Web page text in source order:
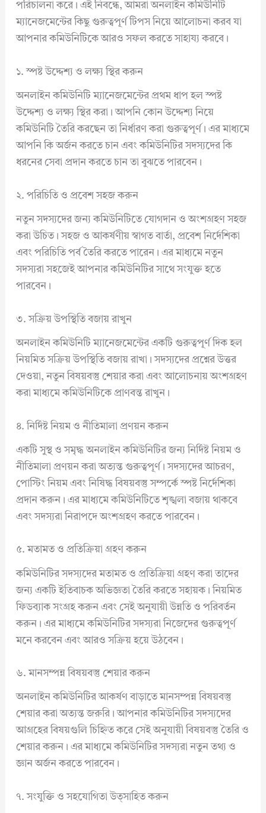
পরিচালনা করে। এই নিবন্ধে, আমরা অনলাইন কমিউনিটি
ম্যানেজমেন্টের কিছু গুরুত্বপূর্ণ টিপস নিয়ে আলোচনা করব যা
আপনার কমিউনিটিকে আরও সফল করতে সাহায্য করবে।
১. স্পষ্ট উদ্দেশ্য ও লক্ষ্য স্থির করুন
অনলাইন কমিউনিটি ম্যানেজমেন্টের প্রথম ধাপ হল স্পষ্ট
উদ্দেশ্য ও লক্ষ্য স্থির করা। আপনি কোন উদ্দেশ্য নিয়ে
কমিউনিটি তৈরি করছেন তা নির্ধারণ করা গুরুত্বপূর্ণ। এর মাধ্যমে
আপনি কি অর্জন করতে চান এবং কমিউনিটির সদস্যদের কি
ধরনের সেবা প্রদান করতে চান তা বুঝতে পারবেন।
২. পরিচিতি ও প্রবেশ সহজ করুন
নতুন সদস্যদের জন্য কমিউনিটিতে যোগদান ও অংশগ্রহণ সহজ
করা উচিত। সহজ ও আকর্ষণীয় স্বাগত বার্তা, প্রবেশ নির্দেশিকা
এবং পরিচিতি পর্ব তৈরি করতে পারেন। এর মাধ্যমে নতুন
সদস্যরা সহজেই আপনার কমিউনিটির সাথে সংযুক্ত হতে
পারবেন।
৩. সক্রিয় উপস্থিতি বজায় রাখুন
অনলাইন কমিউনিটি ম্যানেজমেন্টের একটি গুরুত্বপূর্ণ দিক হল
নিয়মিত সক্রিয় উপস্থিতি বজায় রাখা। সদস্যদের প্রশ্নের উত্তর
দেওয়া, নতুন বিষয়বস্তু শেয়ার করা এবং আলোচনায় অংশগ্রহণ
করা মাধ্যমে কমিউনিটিকে প্রাণবন্ত রাখুন।
৪. নির্দিষ্ট নিয়ম ও নীতিমালা প্রণয়ন করুন
একটি সুস্থ ও সমৃদ্ধ অনলাইন কমিউনিটির জন্য নির্দিষ্ট নিয়ম ও
নীতিমালা প্রণয়ন করা অত্যন্ত গুরুত্বপূর্ণ। সদস্যদের আচরণ,
পোস্টিং নিয়ম এবং নিষিদ্ধ বিষয়বস্তু সম্পর্কে স্পষ্ট নির্দেশিকা
প্রদান করুন। এর মাধ্যমে কমিউনিটিতে শৃঙ্খলা বজায় থাকবে
এবং সদস্যরা নিরাপদে অংশগ্রহণ করতে পারবেন।
৫. মতামত ও প্রতিক্রিয়া গ্রহণ করুন
কমিউনিটির সদস্যদের মতামত ও প্রতিক্রিয়া গ্রহণ করা তাদের
জন্য একটি ইতিবাচক অভিজ্ঞতা তৈরি করতে সহায়ক। নিয়মিত
ফিডব্যাক সংগ্রহ করুন এবং সেই অনুযায়ী উন্নতি ও পরিবর্তন
করুন। এর মাধ্যমে কমিউনিটির সদস্যরা নিজেদের গুরুত্বপূর্ণ
মনে করবেন এবং আরও সক্রিয় হয়ে উঠবেন।
৬. মানসম্পন্ন বিষয়বস্তু শেয়ার করুন
অনলাইন কমিউনিটির আকর্ষণ বাড়াতে মানসম্পন্ন বিষয়বস্তু
শেয়ার করা অত্যন্ত জরুরি। আপনার কমিউনিটির সদস্যদের
আগ্রহের বিষয়গুলি চিহ্নিত করে সেই অনুযায়ী বিষয়বস্তু তৈরি ও
শেয়ার করুন। এর মাধ্যমে কমিউনিটির সদস্যরা নতুন তথ্য ও
জ্ঞান অর্জন করতে পারবেন।
৭. সংযুক্তি ও সহযোগিতা উত্সাহিত করুন